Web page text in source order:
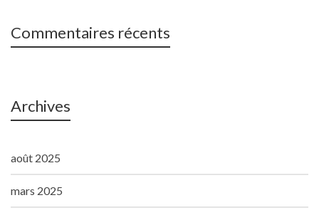
Commentaires récents
Archives
août 2025
mars 2025